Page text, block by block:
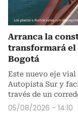
Arranca la
transformará el
Bogotá
Este nuevo eje
Autopista Sur y
través de un
05/08/2026 - 14:10